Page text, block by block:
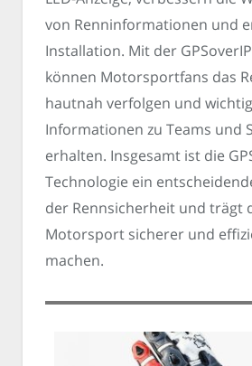
von Renninformationen und
Installation. Mit der
können Motorsportfans das
hautnah verfolgen und
Informationen zu Teams und
erhalten. Insgesamt ist die
Technologie ein
der Rennsicherheit und trägt
Motorsport sicherer und
machen.